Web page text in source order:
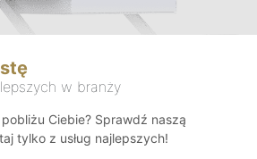
w branży
Ciebie? Sprawdź naszą
tylko z usług najlepszych!